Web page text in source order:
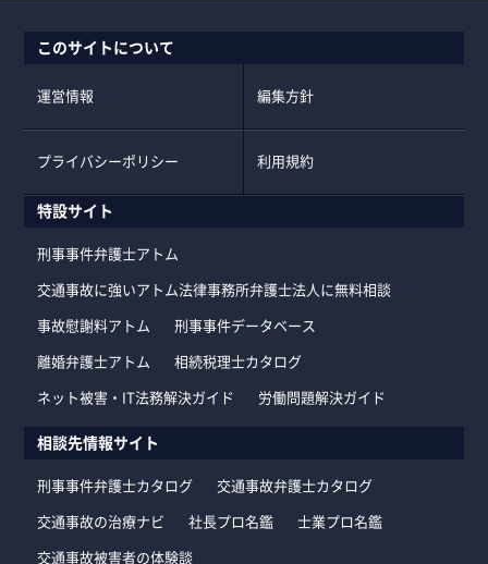
このサイトについて
運営情報 編集方針
プライバシーポリシー 利用規約
特設サイト
刑事事件弁護士アトム
交通事故に強いアトム法律事務所弁護士法人に無料相談
事故慰謝料アトム 刑事事件データベース
離婚弁護士アトム 相続税理士カタログ
ネット被害・IT法務解決ガイド 労働問題解決ガイド
相談先情報サイト
刑事事件弁護士カタログ 交通事故弁護士カタログ
交通事故の治療ナビ 社長プロ名鑑 士業プロ名鑑
交通事故被害者の体験談